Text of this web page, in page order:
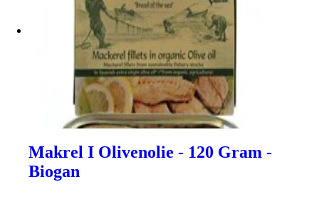
Makrel I Olivenolie - 120 Gram -
Biogan